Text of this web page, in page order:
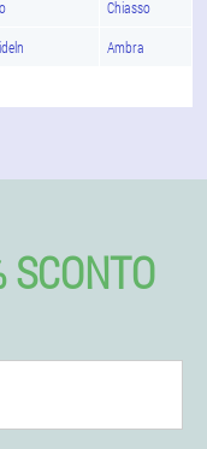
Chiasso
Ambra